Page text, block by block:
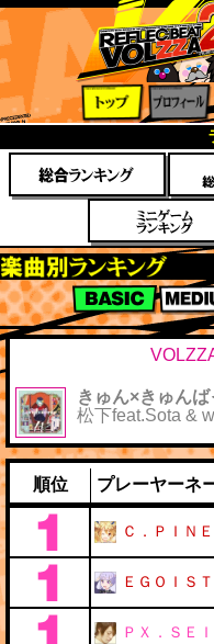
ィール
楽曲別スコアランキン
BASIC
きゅん×きゅん
松下feat.Sota &
順位 プレーヤーネ
Ｃ．ＰＩＮＥ
ＥＧＯＩＳＴ
ＰＸ．ＳＥ